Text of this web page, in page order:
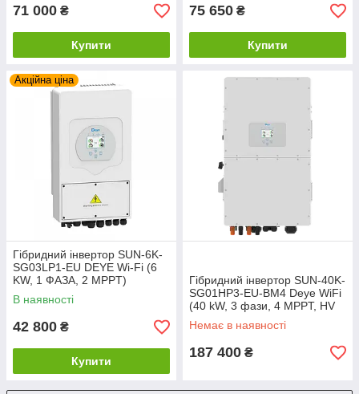
71 000 ₴
Купити
75 650 ₴
Купити
Акційна ціна
Гібридний інвертор SUN-6K-
SG03LP1-EU DEYE Wi-Fi (6
KW, 1 ФАЗА, 2 MPPT)
В наявності
42 800 ₴
Купити
Гібридний інвертор SUN-40K-
SG01HP3-EU-BM4 Deye WiFi
(40 kW, 3 фази, 4 MPPT, HV
високовольтний)
Немає в наявності
187 400 ₴